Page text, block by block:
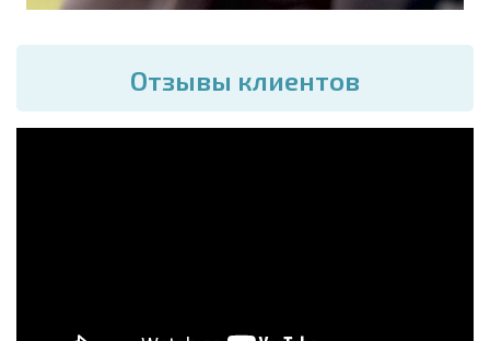
Отзывы клиентов